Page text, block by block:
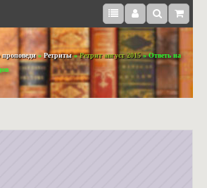
проповеди»Ретриты»Ретрит август 2015» Ответь на